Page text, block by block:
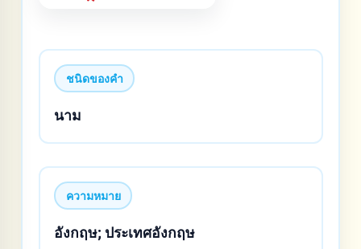
ชนิดของคำ
นาม
ความหมาย
อังกฤษ; ประเทศอังกฤษ